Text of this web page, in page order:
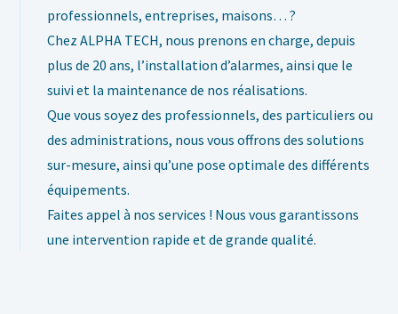
professionnels, entreprises, maisons… ?
Chez ALPHA TECH, nous prenons en charge, depuis
plus de 20 ans, l’installation d’alarmes, ainsi que le
suivi et la maintenance de nos réalisations.
Que vous soyez des professionnels, des particuliers ou
des administrations, nous vous offrons des solutions
sur-mesure, ainsi qu’une pose optimale des différents
équipements.
Faites appel à nos services ! Nous vous garantissons
une intervention rapide et de grande qualité.